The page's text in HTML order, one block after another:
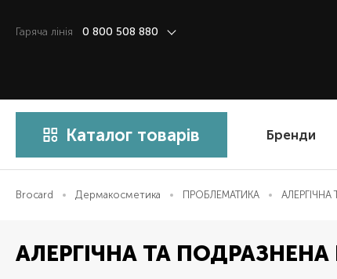
Гаряча лiнiя 0 800 508 880
Каталог товарів Бренди
Brocard Дермакосметика ПРОБЛЕМАТИКА
АЛЕРГІЧНА ТА ПОДРАЗНЕНА